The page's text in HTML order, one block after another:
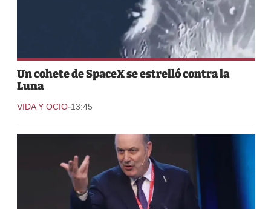
Un cohete de SpaceX se estrelló contra la
Luna
VIDA Y OCIO-13:45